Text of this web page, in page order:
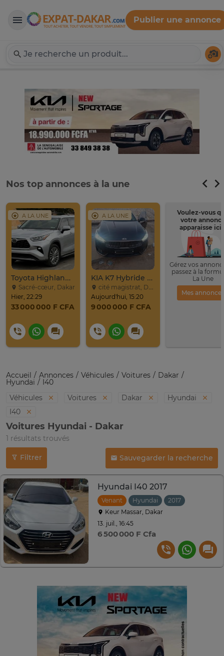
Expat-Dakar
Publier une annonce
Nos top annonces à la une
A LA UNE
Toyota Highlander Platinium 2023
Sacré-cœur, Dakar
Hier, 22:29
33 000 000 F CFA
A LA UNE
KIA K7 Hybride Full 2017
cité magistrat, Dakar
Aujourd'hui, 15:20
9 000 000 F CFA
Voulez-vous
votre
apparaisse ici
Gérez vos
passez à la
La Une
Mes annonces
Accueil Annonces Véhicules Voitures Dakar
Hyundai
I40
Véhicules
Voitures Dakar
Hyundai
I40
Voitures Hyundai - Dakar
1 résultats trouvés
Filtrer Sauvegarder la recherche
Hyundai I40 2017
Venant Hyundai 2017
Keur Massar, Dakar
13. juil., 16:45
6 500 000 F Cfa